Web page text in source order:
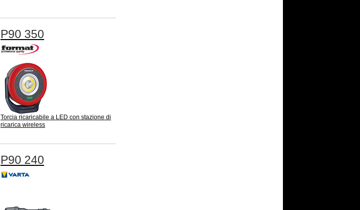
P90 350
Torcia ricaricabile a LED con stazione di
ricarica wireless
P90 240